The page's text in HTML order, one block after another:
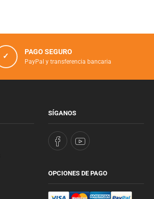
✓ PAGO SEGURO
PayPal y transferencia bancaria
SÍGANOS
OPCIONES DE PAGO